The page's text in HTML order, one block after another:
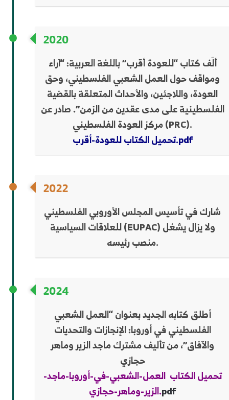
2020
ألّف كتاب “للعودة أقرب” باللغة العربية: “آراء
ومواقف حول العمل الشعبي الفلسطيني، وحق
العودة، واللاجئين، والأحداث المتعلقة بالقضية
الفلسطينية على مدى عقدين من الزمن”. صادر عن
مركز العودة الفلسطيني (PRC).
تحميل الكتاب للعودة-أقرب.pdf
2022
شارك في تأسيس المجلس الأوروبي الفلسطيني
للعلاقات السياسية (EUPAC) ولا يزال يشغل
منصب رئيسه.
2024
أطلق كتابه الجديد بعنوان “العمل الشعبي
الفلسطيني في أوروبا: الإنجازات والتحديات
والآفاق”، من تأليف مشترك ماجد الزير وماهر
حجازي
تحميل الكتاب العمل-الشعبي-في-أوروبا-ماجد-
الزير-وماهر-حجازي.pdf